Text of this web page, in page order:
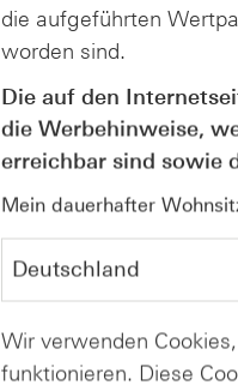
die aufgeführten
worden sind.
Die auf den
die Werbehinweise,
erreichbar sind sowie
Mein dauerhafter
Wir verwenden
funktionieren. Diese